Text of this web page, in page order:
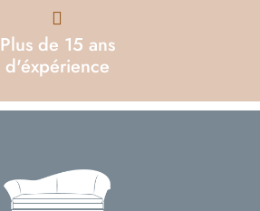
Plus de 15 ans
d'éxpérience